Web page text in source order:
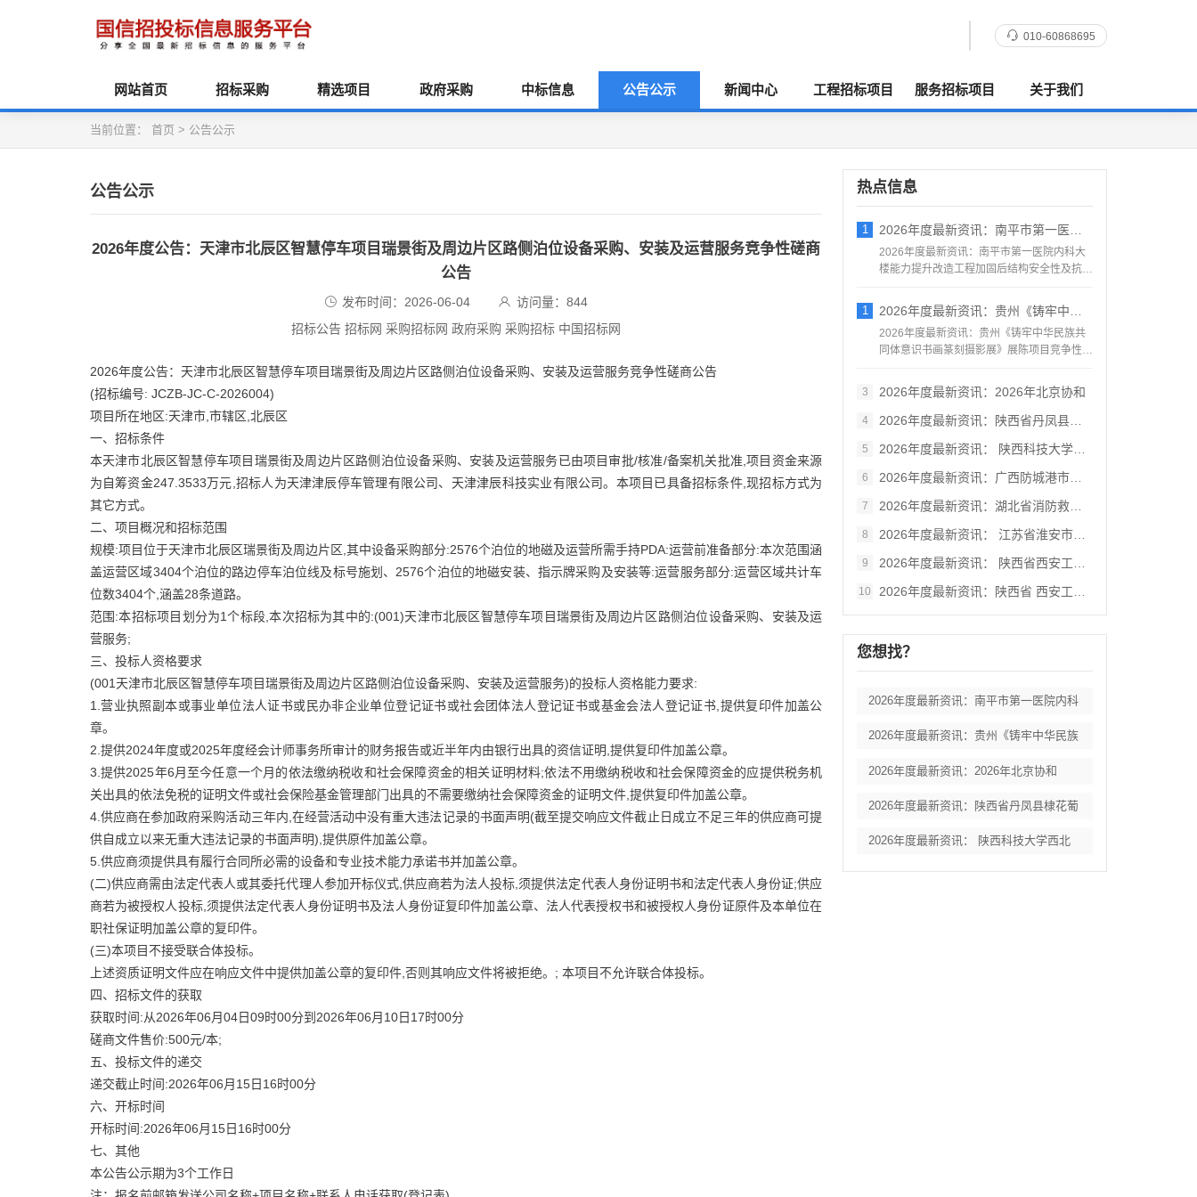
010-60868695
网站首页 招标采购 精选项目 政府采购 中标信息 公告公示 新闻中心 工程招标项目 服务招标项目 关于我们
当前位置： 首页 > 公告公示
公告公示
2026年度公告：天津市北辰区智慧停车项目瑞景街及周边片区路侧泊位设备采购、安装及运营服务竞争性磋商
公告
发布时间：2026-06-04 访问量：844
招标公告 招标网 采购招标网 政府采购 采购招标 中国招标网
2026年度公告：天津市北辰区智慧停车项目瑞景街及周边片区路侧泊位设备采购、安装及运营服务竞争性磋商公告
(招标编号: JCZB-JC-C-2026004)
项目所在地区:天津市,市辖区,北辰区
一、招标条件
本天津市北辰区智慧停车项目瑞景街及周边片区路侧泊位设备采购、安装及运营服务已由项目审批/核准/备案机关批准,项目资金来源
为自筹资金247.3533万元,招标人为天津津辰停车管理有限公司、天津津辰科技实业有限公司。本项目已具备招标条件,现招标方式为
其它方式。
二、项目概况和招标范围
规模:项目位于天津市北辰区瑞景街及周边片区,其中设备采购部分:2576个泊位的地磁及运营所需手持PDA:运营前准备部分:本次范围涵
盖运营区域3404个泊位的路边停车泊位线及标号施划、2576个泊位的地磁安装、指示牌采购及安装等:运营服务部分:运营区域共计车
位数3404个,涵盖28条道路。
范围:本招标项目划分为1个标段,本次招标为其中的:(001)天津市北辰区智慧停车项目瑞景街及周边片区路侧泊位设备采购、安装及运
营服务;
三、投标人资格要求
(001天津市北辰区智慧停车项目瑞景街及周边片区路侧泊位设备采购、安装及运营服务)的投标人资格能力要求:
1.营业执照副本或事业单位法人证书或民办非企业单位登记证书或社会团体法人登记证书或基金会法人登记证书,提供复印件加盖公
章。
2.提供2024年度或2025年度经会计师事务所审计的财务报告或近半年内由银行出具的资信证明,提供复印件加盖公章。
3.提供2025年6月至今任意一个月的依法缴纳税收和社会保障资金的相关证明材料;依法不用缴纳税收和社会保障资金的应提供税务机
关出具的依法免税的证明文件或社会保险基金管理部门出具的不需要缴纳社会保障资金的证明文件,提供复印件加盖公章。
4.供应商在参加政府采购活动三年内,在经营活动中没有重大违法记录的书面声明(截至提交响应文件截止日成立不足三年的供应商可提
供自成立以来无重大违法记录的书面声明),提供原件加盖公章。
5.供应商须提供具有履行合同所必需的设备和专业技术能力承诺书并加盖公章。
(二)供应商需由法定代表人或其委托代理人参加开标仪式,供应商若为法人投标,须提供法定代表人身份证明书和法定代表人身份证;供应
商若为被授权人投标,须提供法定代表人身份证明书及法人身份证复印件加盖公章、法人代表授权书和被授权人身份证原件及本单位在
职社保证明加盖公章的复印件。
(三)本项目不接受联合体投标。
上述资质证明文件应在响应文件中提供加盖公章的复印件,否则其响应文件将被拒绝。; 本项目不允许联合体投标。
四、招标文件的获取
获取时间:从2026年06月04日09时00分到2026年06月10日17时00分
磋商文件售价:500元/本;
五、投标文件的递交
递交截止时间:2026年06月15日16时00分
六、开标时间
开标时间:2026年06月15日16时00分
七、其他
本公告公示期为3个工作日
热点信息
1 2026年度最新资讯：南平市第一医院内科
2026年度最新资讯：南平市第一医院内科大
楼能力提升改造工程加固后结构安全性及抗震
1 2026年度最新资讯：贵州《铸牢中华民族
2026年度最新资讯：贵州《铸牢中华民族共
同体意识书画篆刻摄影展》展陈项目竞争性磋
3
2026年度最新资讯：2026年北京协和
4 2026年度最新资讯：陕西省丹凤县棣花葡
5 2026年度最新资讯： 陕西科技大学西北
6 2026年度最新资讯：广西防城港市港口区
7 2026年度最新资讯：湖北省消防救援总队
8 2026年度最新资讯： 江苏省淮安市妇女
9 2026年度最新资讯： 陕西省西安工业大
10 2026年度最新资讯：陕西省 西安工业大
您想找？
2026年度最新资讯：南平市第一医院内科
2026年度最新资讯：贵州《铸牢中华民族
2026年度最新资讯：2026年北京协和
2026年度最新资讯：陕西省丹凤县棣花葡
2026年度最新资讯： 陕西科技大学西北